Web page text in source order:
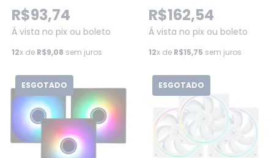
R$93,74
Á vista no pix ou boleto
12x de R$9,08 sem juros
Controladora, Branco (LF-
KITARGB-ENIGMA-2080)
R$162,54
Á vista no pix ou boleto
12x de R$15,75 sem juros
ESGOTADO ESGOTADO